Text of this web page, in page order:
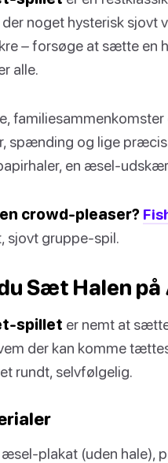
noget hysterisk sjovt
– forsøge at sætte en
alle.
spænding og lige
en æsel-
crowd-pleaser?
sjovt gruppe-spil.
Sæt Halen
spillet er nemt at
der kan komme
rundt, selvfølgelig.
plakat (uden hale),